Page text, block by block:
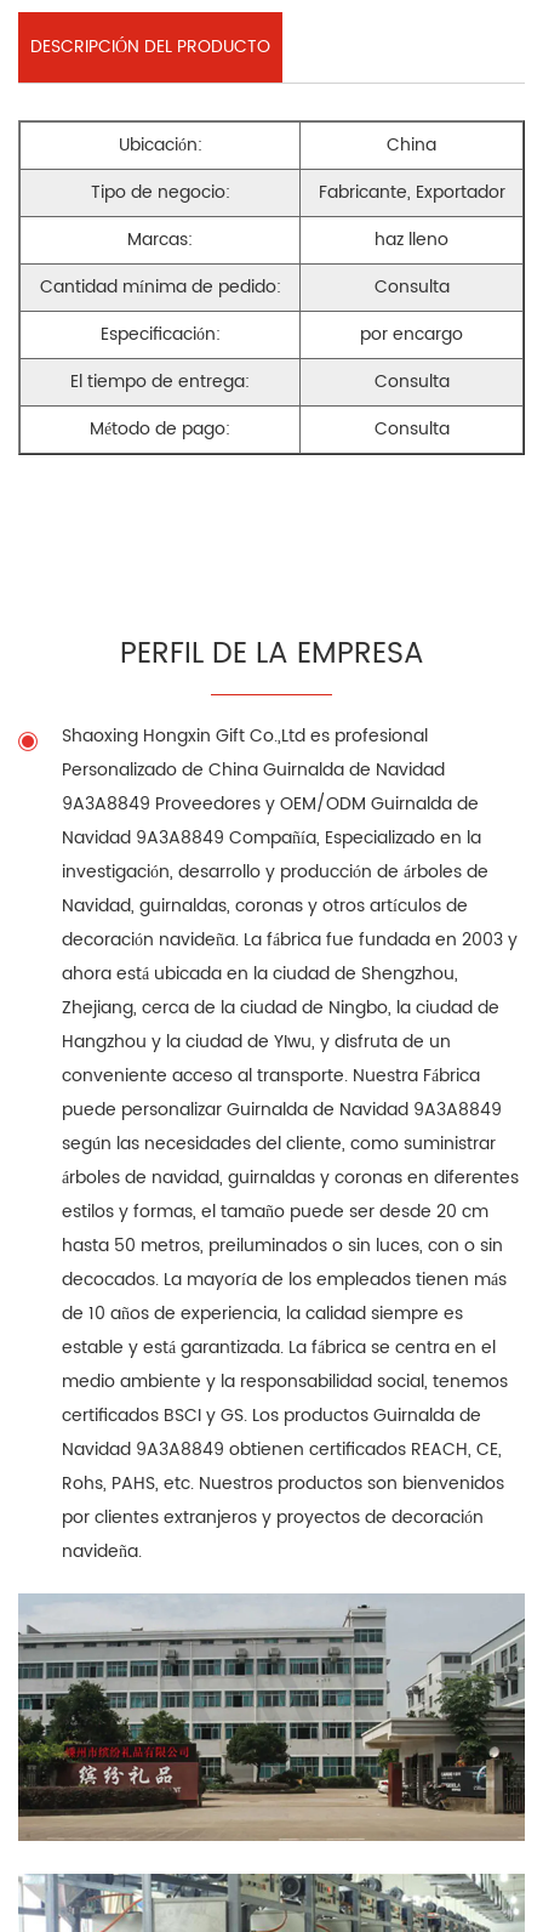
DESCRIPCIÓN DEL PRODUCTO
Ubicación:
China
Tipo de negocio:
Fabricante, Exportador
Marcas:
haz lleno
Cantidad mínima de pedido:
Consulta
Especificación:
por encargo
El tiempo de entrega:
Consulta
Método de pago:
Consulta
PERFIL DE LA EMPRESA
Shaoxing Hongxin Gift Co.,Ltd es profesional
Personalizado de China Guirnalda de Navidad
9A3A8849 ProveedoresyOEM/ODM Guirnalda de
Navidad 9A3A8849 Compañía, Especializado en la
investigación, desarrollo y producción de árboles de
Navidad, guirnaldas, coronas y otros artículos de
decoración navideña. La fábrica fue fundada en 2003 y
ahora está ubicada en la ciudad de Shengzhou,
Zhejiang, cerca de la ciudad de Ningbo, la ciudad de
Hangzhou y la ciudad de YIwu, y disfruta de un
conveniente acceso al transporte. Nuestra Fábrica
puede personalizar Guirnalda de Navidad 9A3A8849
según las necesidades del cliente, como suministrar
árboles de navidad, guirnaldas y coronas en diferentes
estilos y formas, el tamaño puede ser desde 20 cm
hasta 50 metros, preiluminados o sin luces, con o sin
decocados. La mayoría de los empleados tienen más
de 10 años de experiencia, la calidad siempre es
estable y está garantizada. La fábrica se centra en el
medio ambiente y la responsabilidad social, tenemos
certificados BSCI y GS. Los productos Guirnalda de
Navidad 9A3A8849 obtienen certificados REACH, CE,
Rohs, PAHS, etc. Nuestros productos son bienvenidos
por clientes extranjeros y proyectos de decoración
navideña.